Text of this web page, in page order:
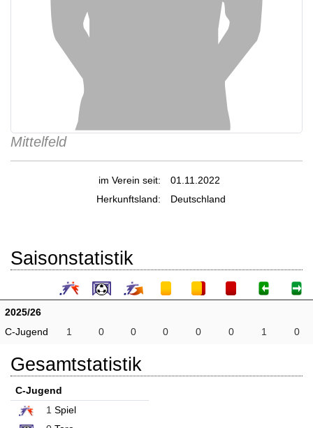
Mittelfeld
im Verein seit:
01.11.2022
Herkunftsland:
Deutschland
Saisonstatistik
2025/26
C-Jugend
1 0 0 0 0 0 1 0
Gesamtstatistik
C-Jugend
1 Spiel